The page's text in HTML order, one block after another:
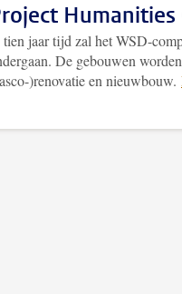
Humanities
jaar tijd zal het WSD-
De gebouwen
)renovatie en nieuwbouw.